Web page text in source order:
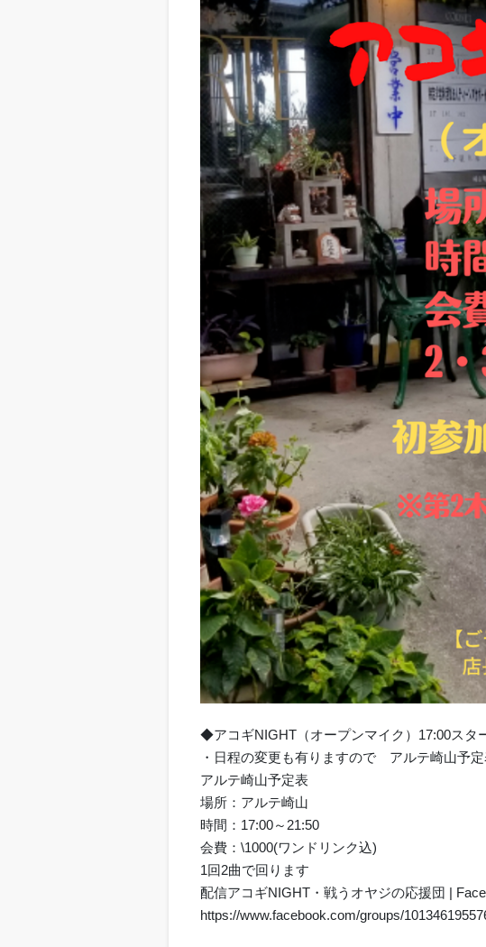
◆アコギNIGHT（オープンマイク）17:00スタ
・日程の変更も有りますので アルテ崎山予
アルテ崎山予定表
場所：アルテ崎山
時間：17:00～21:50
会費：\1000(ワンドリンク込)
1回2曲で回ります
配信アコギNIGHT・戦うオヤジの応援団 |
https://www.facebook.com/groups/